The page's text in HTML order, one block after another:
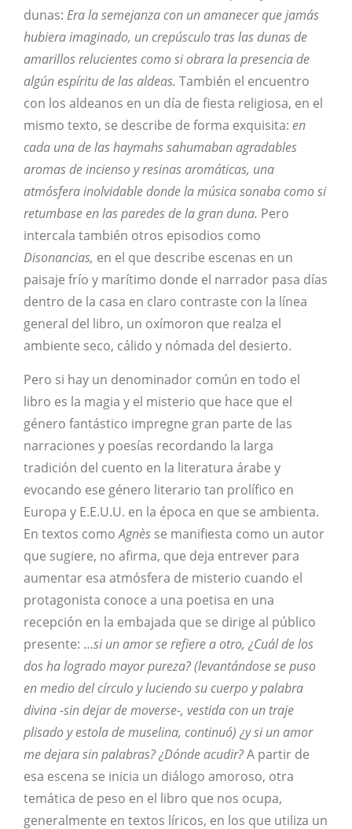
dunas: Era la semejanza con un amanecer que jamás
hubiera imaginado, un crepúsculo tras las dunas de
amarillos relucientes como si obrara la presencia de
algún espíritu de las aldeas. También el encuentro
con los aldeanos en un día de fiesta religiosa, en el
mismo texto, se describe de forma exquisita: en
cada una de las haymahs sahumaban agradables
aromas de incienso y resinas aromáticas, una
atmósfera inolvidable donde la música sonaba como si
retumbase en las paredes de la gran duna. Pero
intercala también otros episodios como
Disonancias, en el que describe escenas en un
paisaje frío y marítimo donde el narrador pasa días
dentro de la casa en claro contraste con la línea
general del libro, un oxímoron que realza el
ambiente seco, cálido y nómada del desierto.
Pero si hay un denominador común en todo el
libro es la magia y el misterio que hace que el
género fantástico impregne gran parte de las
narraciones y poesías recordando la larga
tradición del cuento en la literatura árabe y
evocando ese género literario tan prolífico en
Europa y E.E.U.U. en la época en que se ambienta.
En textos comoAgnès se manifiesta como un autor
que sugiere, no afirma, que deja entrever para
aumentar esa atmósfera de misterio cuando el
protagonista conoce a una poetisa en una
recepción en la embajada que se dirige al público
presente: …si un amor se refiere a otro, ¿Cuál de los
dos ha logrado mayor pureza? (levantándose se puso
en medio del círculo y luciendo su cuerpo y palabra
divina -sin dejar de moverse-, vestida con un traje
plisado y estola de muselina, continuó) ¿y si un amor
me dejara sin palabras? ¿Dónde acudir?A partir de
esa escena se inicia un diálogo amoroso, otra
temática de peso en el libro que nos ocupa,
generalmente en textos líricos, en los que utiliza un